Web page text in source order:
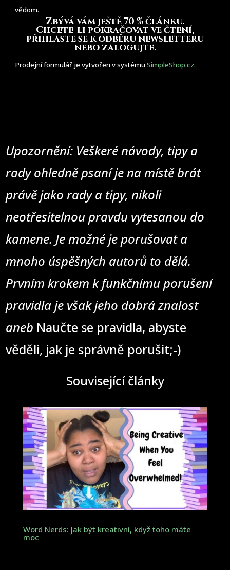
vědom.
Zbývá vám ještě 70 % článku.
Chcete-li pokračovat ve čtení,
přihlaste se k odběru newsletteru
nebo zalogujte.
Prodejní formulář je vytvořen v systémuSimpleShop.cz.
Upozornění: Veškeré návody, tipy a
rady ohledně psaní je na místě brát
právě jako rady a tipy, nikoli
neotřesitelnou pravdu vytesanou do
kamene. Je možné je porušovat a
mnoho úspěšných autorů to dělá.
Prvním krokem k funkčnímu porušení
pravidla je však jeho dobrá znalost
aneb Naučte se pravidla, abyste
věděli, jak je správně porušit;-)
Související články
Word Nerds: Jak být kreativní, když toho máte
moc